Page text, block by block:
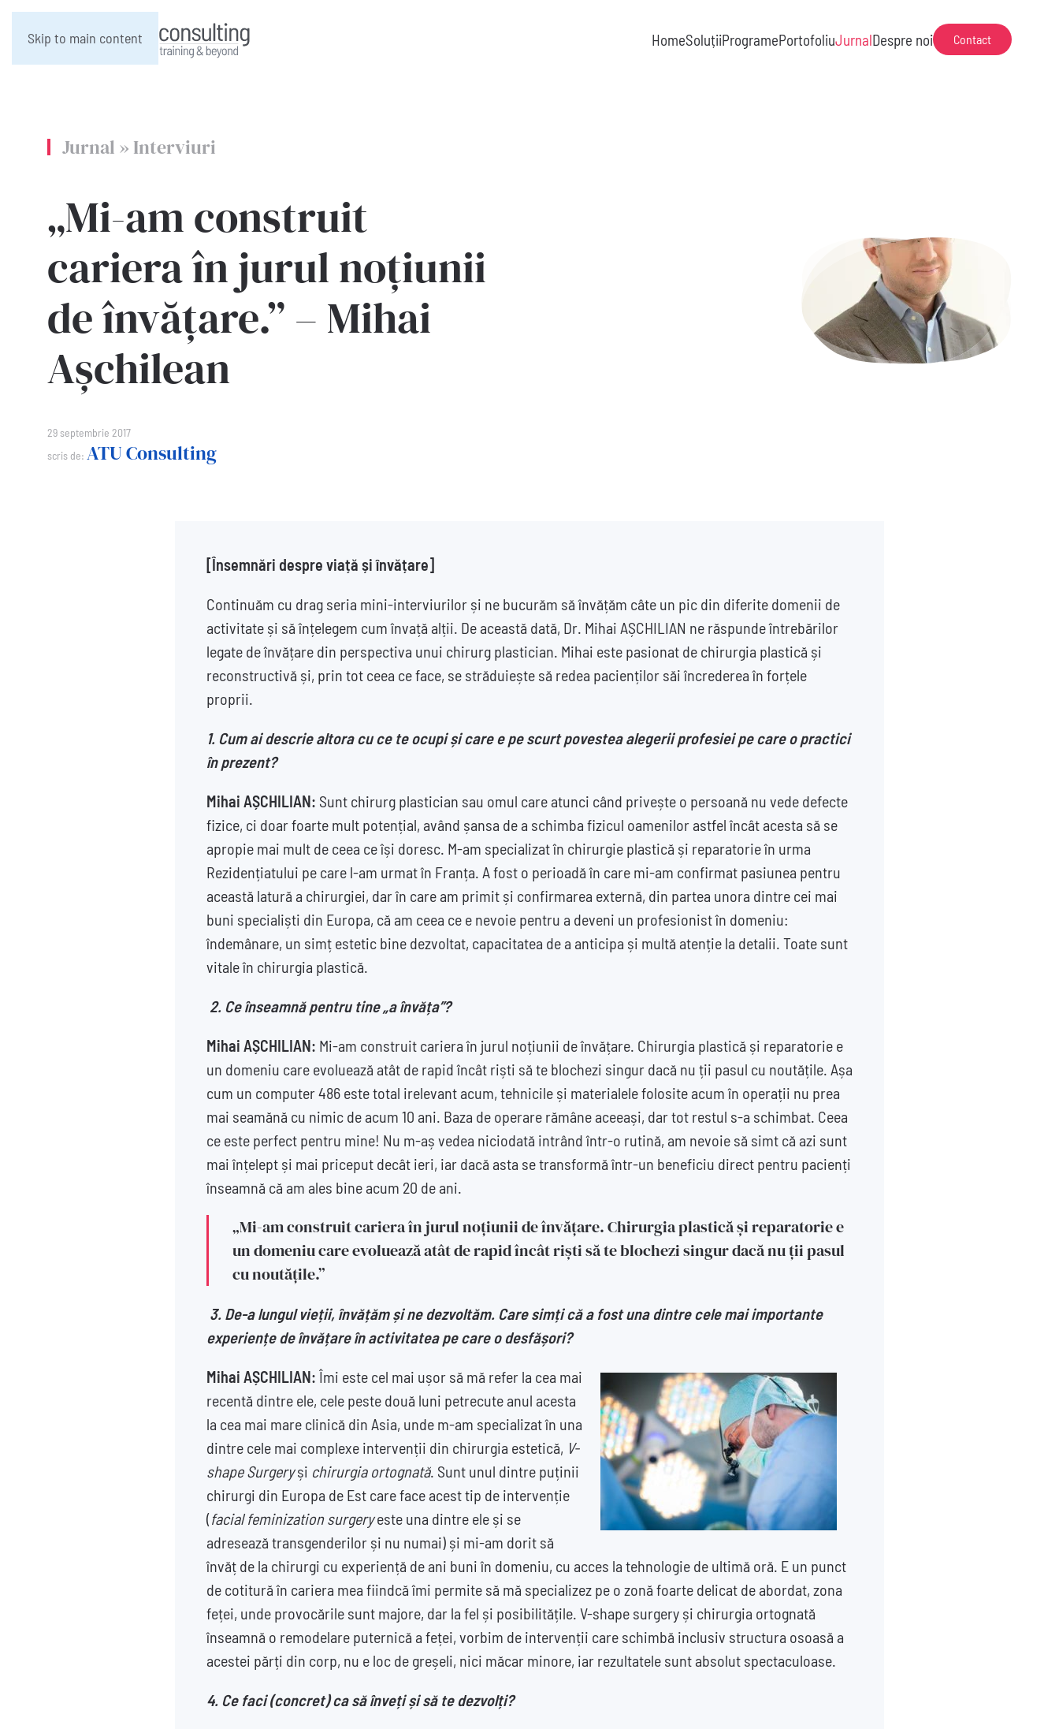
Skip to main content HomeSoluțiiProgramePortofoliuJurnalDespre noi Contact
Jurnal » Interviuri
„Mi-am construit
cariera în jurul noțiunii
de învățare.” – Mihai
Așchilean
29 septembrie 2017
scris de: ATU Consulting
[Însemnări despre viață și învățare]
Continuăm cu drag seria mini-interviurilor și ne bucurăm să învățăm câte un pic din diferite domenii de
activitate și să înțelegem cum învață alții. De această dată, Dr. Mihai AȘCHILIAN ne răspunde întrebărilor
legate de învățare din perspectiva unui chirurg plastician. Mihai este pasionat de chirurgia plastică și
reconstructivă și, prin tot ceea ce face, se străduiește să redea pacienților săi încrederea în forțele
proprii.
1. Cum ai descrie altora cu ce te ocupi și care e pe scurt povestea alegerii profesiei pe care o practici
în prezent?
Mihai AȘCHILIAN: Sunt chirurg plastician sau omul care atunci când privește o persoană nu vede defecte
fizice, ci doar foarte mult potențial, având șansa de a schimba fizicul oamenilor astfel încât acesta să se
apropie mai mult de ceea ce își doresc. M-am specializat în chirurgie plastică și reparatorie în urma
Rezidențiatului pe care l-am urmat în Franța. A fost o perioadă în care mi-am confirmat pasiunea pentru
această latură a chirurgiei, dar în care am primit și confirmarea externă, din partea unora dintre cei mai
buni specialiști din Europa, că am ceea ce e nevoie pentru a deveni un profesionist în domeniu:
îndemânare, un simț estetic bine dezvoltat, capacitatea de a anticipa și multă atenție la detalii. Toate sunt
vitale în chirurgia plastică.
2. Ce înseamnă pentru tine „a învăța”?
Mihai AȘCHILIAN: Mi-am construit cariera în jurul noțiunii de învățare. Chirurgia plastică și reparatorie e
un domeniu care evoluează atât de rapid încât riști să te blochezi singur dacă nu ții pasul cu noutățile. Așa
cum un computer 486 este total irelevant acum, tehnicile și materialele folosite acum în operații nu prea
mai seamănă cu nimic de acum 10 ani. Baza de operare rămâne aceeași, dar tot restul s-a schimbat. Ceea
ce este perfect pentru mine! Nu m-aș vedea niciodată intrând într-o rutină, am nevoie să simt că azi sunt
mai înțelept și mai priceput decât ieri, iar dacă asta se transformă într-un beneficiu direct pentru pacienți
înseamnă că am ales bine acum 20 de ani.
„Mi-am construit cariera în jurul noțiunii de învățare. Chirurgia plastică și reparatorie e
un domeniu care evoluează atât de rapid încât riști să te blochezi singur dacă nu ții pasul
cu noutățile.”
3. De-a lungul vieții, învățăm și ne dezvoltăm. Care simți că a fost una dintre cele mai importante
experiențe de învățare în activitatea pe care o desfășori?
Mihai AȘCHILIAN: Îmi este cel mai ușor să mă refer la cea mai
recentă dintre ele, cele peste două luni petrecute anul acesta
la cea mai mare clinică din Asia, unde m-am specializat în una
dintre cele mai complexe intervenții din chirurgia estetică, V-
shape Surgeryși chirurgia ortognată. Sunt unul dintre puținii
chirurgi din Europa de Est care face acest tip de intervenție
(facial feminization surgeryeste una dintre ele și se
adresează transgenderilor și nu numai) și mi-am dorit să
învăț de la chirurgi cu experiență de ani buni în domeniu, cu acces la tehnologie de ultimă oră. E un punct
de cotitură în cariera mea fiindcă îmi permite să mă specializez pe o zonă foarte delicat de abordat, zona
feței, unde provocările sunt majore, dar la fel și posibilitățile. V-shape surgery și chirurgia ortognată
înseamnă o remodelare puternică a feței, vorbim de intervenții care schimbă inclusiv structura osoasă a
acestei părți din corp, nu e loc de greșeli, nici măcar minore, iar rezultatele sunt absolut spectaculoase.
4. Ce faci (concret) ca să înveți și să te dezvolți?